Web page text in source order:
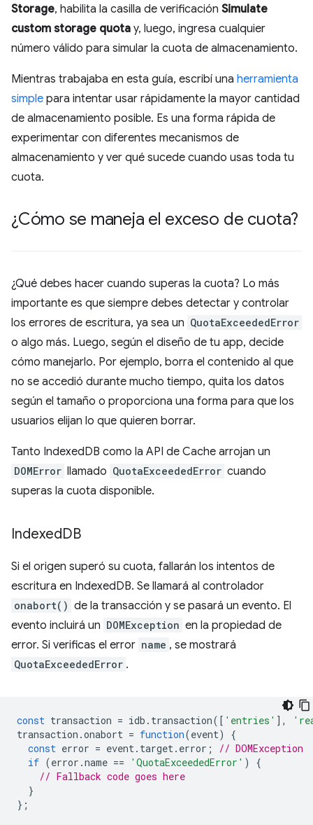
Storage, habilita la casilla de verificación Simulate
custom storage quota y, luego, ingresa cualquier
número válido para simular la cuota de almacenamiento.
Mientras trabajaba en esta guía, escribí una herramienta
simple para intentar usar rápidamente la mayor cantidad
de almacenamiento posible. Es una forma rápida de
experimentar con diferentes mecanismos de
almacenamiento y ver qué sucede cuando usas toda tu
cuota.
¿Cómo se maneja el exceso de cuota?
¿Qué debes hacer cuando superas la cuota? Lo más
importante es que siempre debes detectar y controlar
los errores de escritura, ya sea un QuotaExceededError
o algo más. Luego, según el diseño de tu app, decide
cómo manejarlo. Por ejemplo, borra el contenido al que
no se accedió durante mucho tiempo, quita los datos
según el tamaño o proporciona una forma para que los
usuarios elijan lo que quieren borrar.
Tanto IndexedDB como la API de Cache arrojan un
DOMError llamado QuotaExceededError cuando
superas la cuota disponible.
IndexedDB
Si el origen superó su cuota, fallarán los intentos de
escritura en IndexedDB. Se llamará al controlador
onabort() de la transacción y se pasará un evento. El
evento incluirá un DOMException en la propiedad de
error. Si verificas el error name , se mostrará
QuotaExceededError .
const transaction = idb . transaction([ 'entries' ],
transaction .onabort = function(event)
{
const error = event. target. error ;
// DOMException
if (error .name == 'QuotaExceededError' )
{
// Fallback code goes here
}
};